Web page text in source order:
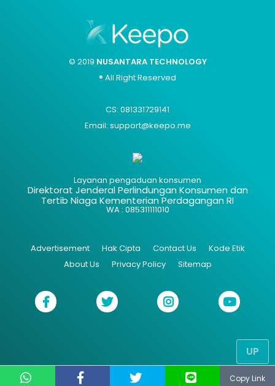
Copy Link
UP
© 2019 NUSANTARA TECHNOLOGY
® All Right Reserved
CS: 081331729141
Email: support@keepo.me
Layanan pengaduan konsumen
Direktorat Jenderal Perlindungan Konsumen dan
Tertib Niaga Kementerian Perdagangan RI
WA : 085311111010
Advertisement Hak Cipta Contact Us
Kode Etik
About Us
Privacy Policy Sitemap